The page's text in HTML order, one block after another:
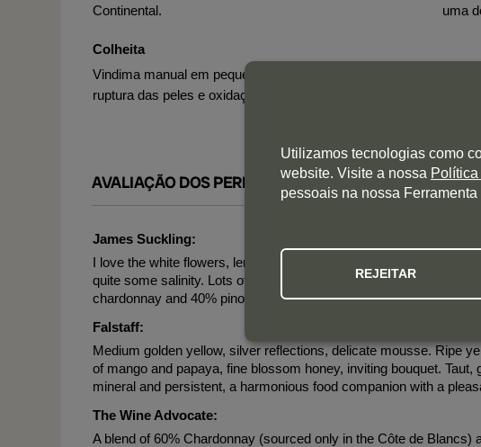
Continental.
Colheita
Vindima manual em pequenas caixas para evitar a
ruptura das peles e oxidação.
uma
AVALIAÇÃO DOS PERITOS
James Suckling:
I love the white flowers, lemon cream and just a hint of toast here.
quite some salinity. Lots of dried herbs at the end. Impressive
chardonnay and 40% pinot noir including 40% reserve wines from
Falstaff:
Medium golden yellow, silver reflections, delicate mousse. Ripe
of mango and papaya, fine blossom honey, inviting bouquet.
mineral and persistent, a harmonious food companion with a
The Wine Advocate:
A blend of 60% Chardonnay (sourced only in the Côte de Blancs)
Utilizamos tecnologias como
website. Visite a nossa
pessoais na nossa
REJEITAR